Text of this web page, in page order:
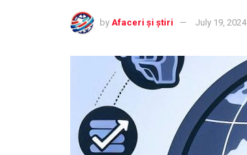
by Afaceri și știri July 19, 2024